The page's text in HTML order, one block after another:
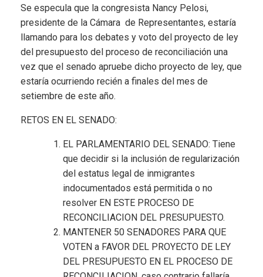
Se especula que la congresista Nancy Pelosi,
presidente de la Cámara de Representantes, estaría
llamando para los debates y voto del proyecto de ley
del presupuesto del proceso de reconciliación una
vez que el senado apruebe dicho proyecto de ley, que
estaría ocurriendo recién a finales del mes de
setiembre de este año.
RETOS EN EL SENADO:
EL PARLAMENTARIO DEL SENADO: Tiene
que decidir si la inclusión de regularización
del estatus legal de inmigrantes
indocumentados está permitida o no
resolver EN ESTE PROCESO DE
RECONCILIACION DEL PRESUPUESTO.
MANTENER 50 SENADORES PARA QUE
VOTEN a FAVOR DEL PROYECTO DE LEY
DEL PRESUPUESTO EN EL PROCESO DE